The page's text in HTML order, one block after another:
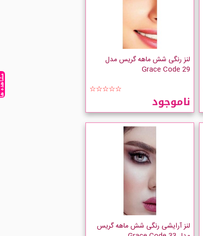
لنز رنگی شش ماهه گریس مدل
Grace Code 29
☆☆☆☆☆
ناموجود
لنز آرایشی رنگی شش ماهه گریس